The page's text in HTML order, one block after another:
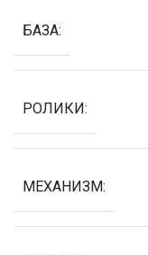
БАЗА:
РОЛИКИ:
МЕХАНИЗМ: